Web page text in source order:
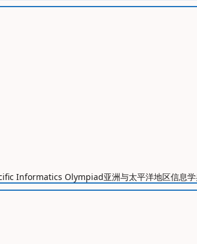
Informatics Olympiad亚洲与太平洋地区信息学